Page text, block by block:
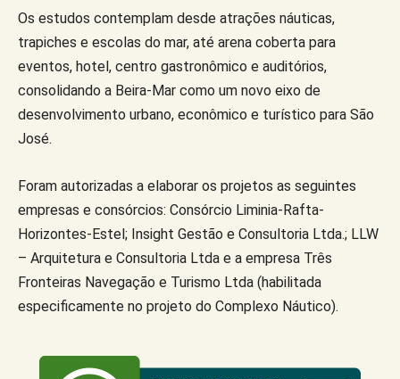
Os estudos contemplam desde atrações náuticas,
trapiches e escolas do mar, até arena coberta para
eventos, hotel, centro gastronômico e auditórios,
consolidando a Beira-Mar como um novo eixo de
desenvolvimento urbano, econômico e turístico para São
José.
Foram autorizadas a elaborar os projetos as seguintes
empresas e consórcios: Consórcio Liminia-Rafta-
Horizontes-Estel; Insight Gestão e Consultoria Ltda.; LLW
– Arquitetura e Consultoria Ltda e a empresa Três
Fronteiras Navegação e Turismo Ltda (habilitada
especificamente no projeto do Complexo Náutico).